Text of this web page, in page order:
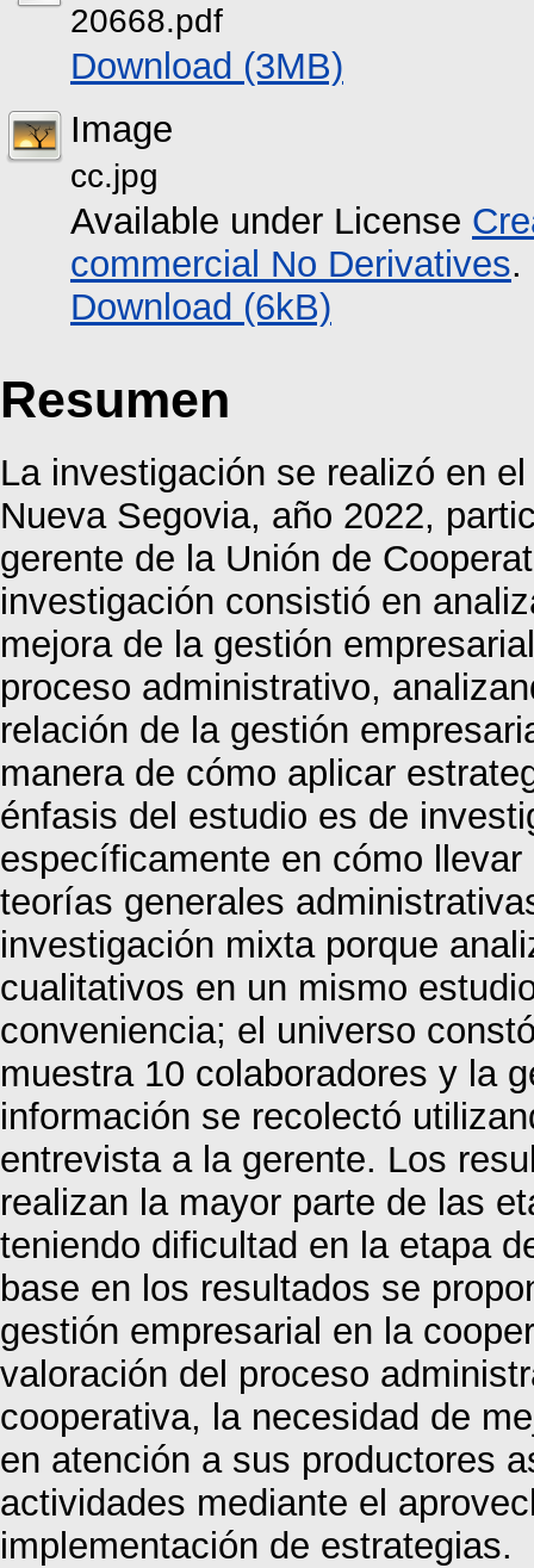
20668.pdf
Download (3MB)
Image
cc.jpg
Available under License
commercial No Derivatives.
Download (6kB)
Resumen
La investigación se realizó en
Nueva Segovia, año 2022,
gerente de la Unión de
investigación consistió en
mejora de la gestión
proceso administrativo,
relación de la gestión
manera de cómo aplicar
énfasis del estudio es de
específicamente en cómo
teorías generales
investigación mixta porque
cualitativos en un mismo
conveniencia; el universo
muestra 10 colaboradores y la
información se recolectó
entrevista a la gerente. Los
realizan la mayor parte de las
teniendo dificultad en la etapa
base en los resultados se
gestión empresarial en la
valoración del proceso
cooperativa, la necesidad de
en atención a sus productores
actividades mediante el
implementación de estrategias.